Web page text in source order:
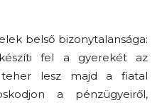
belső bizonytalansága:
fel a gyerekét az
teher lesz majd a fiatal
a pénzügyeiről,